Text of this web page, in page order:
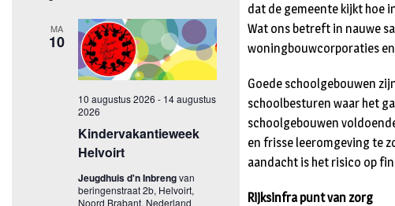
dat de gemeente kijkt hoe
Wat ons betreft in nauwe
woningbouwcorporaties
Goede schoolgebouwen
schoolbesturen waar het
schoolgebouwen
en frisse leeromgeving te
aandacht is het risico op
Rijksinfra punt van zorg